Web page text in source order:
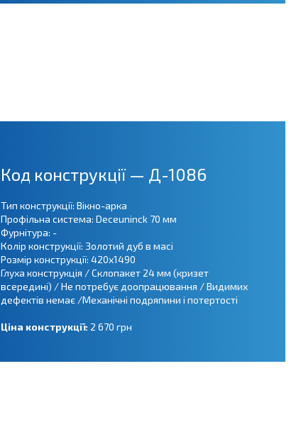
Код конструкції — Д-1086
Тип конструкції: Вікно-арка
Профільна система: Deceuninck 70 мм
Фурнітура: -
Колір конструкції: Золотий дуб в масі
Розмір конструкції: 420х1490
Глуха конструкція / Склопакет 24 мм (кризет
всередині) / Не потребує доопрацювання / Видимих
дефектів немає /Механічні подряпини і потертості
Ціна конструкції: 2 670 грн